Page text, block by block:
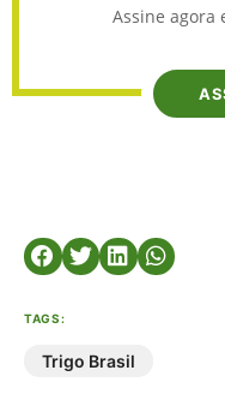
Assine agora
TAGS:
Trigo Brasil